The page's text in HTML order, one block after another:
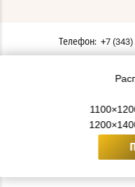
Телефон: +7
Политика
© 2019